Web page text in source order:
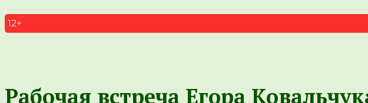
12+
Рабочая встреча Егора